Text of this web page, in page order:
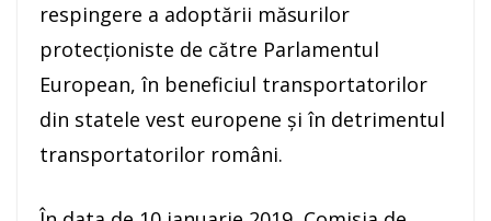
respingere a adoptării măsurilor
protecţioniste de către Parlamentul
European, în beneficiul transportatorilor
din statele vest europene şi în detrimentul
transportatorilor români.